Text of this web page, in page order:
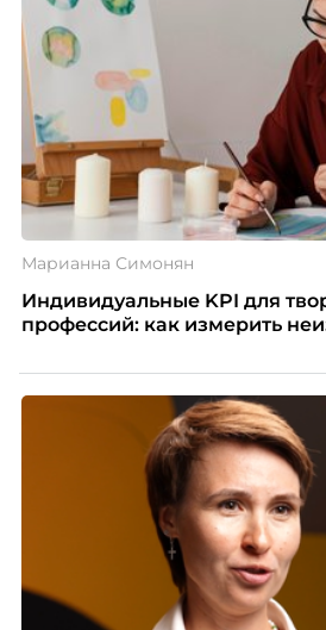
Марианна Симонян
Индивидуальные KPI для
профессий: как измерить